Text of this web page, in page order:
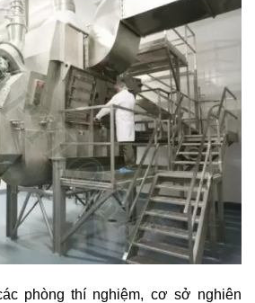
phòng thí nghiệm, cơ sở nghiên